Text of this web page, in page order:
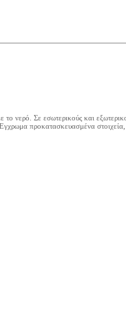
νερό. Σε εσωτερικούς και
προκατασκευασμένα στοιχεία,